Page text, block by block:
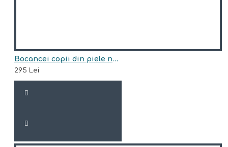
Bocancei copii din piele naturala model ISSA
295 Lei